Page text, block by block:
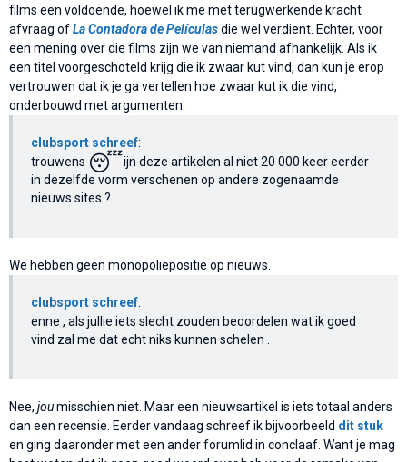
films een voldoende, hoewel ik me met terugwerkende kracht
afvraag ofLa Contadora de Películasdie wel verdient. Echter, voor
een mening over die films zijn we van niemand afhankelijk. Als ik
een titel voorgeschoteld krijg die ik zwaar kut vind, dan kun je erop
vertrouwen dat ik je ga vertellen hoe zwaar kut ik die vind,
onderbouwd met argumenten.
clubsport schreef:
trouwens 😴ijn deze artikelen al niet 20 000 keer eerder
in dezelfde vorm verschenen op andere zogenaamde
nieuws sites ?
We hebben geen monopoliepositie op nieuws.
clubsport schreef:
enne , als jullie iets slecht zouden beoordelen wat ik goed
vind zal me dat echt niks kunnen schelen .
Nee, joumisschien niet. Maar een nieuwsartikel is iets totaal anders
dan een recensie. Eerder vandaag schreef ik bijvoorbeeld dit stuk
en ging daaronder met een ander forumlid in conclaaf. Want je mag